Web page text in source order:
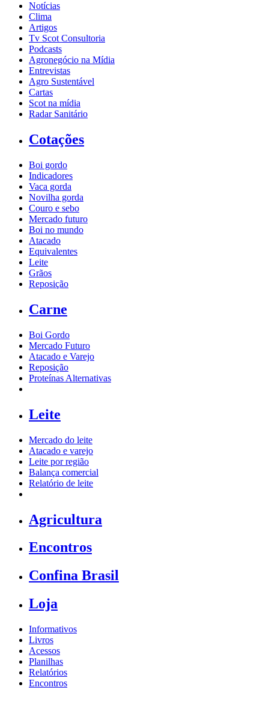
Notícias
Clima
Artigos
Tv Scot Consultoria
Podcasts
Agronegócio na Mídia
Entrevistas
Agro Sustentável
Cartas
Scot na mídia
Radar Sanitário
Cotações
Boi gordo
Indicadores
Vaca gorda
Novilha gorda
Couro e sebo
Mercado futuro
Boi no mundo
Atacado
Equivalentes
Leite
Grãos
Reposição
Carne
Boi Gordo
Mercado Futuro
Atacado e Varejo
Reposição
Proteínas Alternativas
Leite
Mercado do leite
Atacado e varejo
Leite por região
Balança comercial
Relatório de leite
Agricultura
Encontros
Confina Brasil
Loja
Informativos
Livros
Acessos
Planilhas
Relatórios
Encontros